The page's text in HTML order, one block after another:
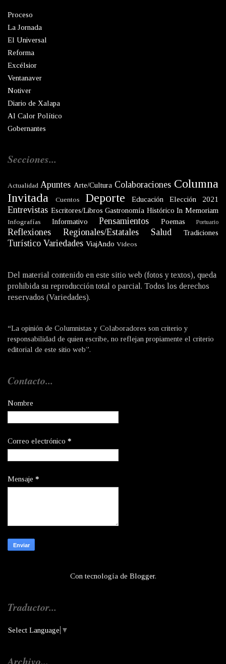
Proceso
La Jornada
El Universal
Reforma
Excélsior
Ventanaver
Notiver
Diario de Xalapa
Al Calor Político
Gobernantes
Secciones...
Actualidad Apuntes Arte/Cultura Colaboraciones Columna
Invitada
Cuentos Deporte Educación Elección 2021
Entrevistas Escritores/Libros Gastronomía Histórico In Memoriam
Infografías Informativo Pensamientos Poemas Portuario
Reflexiones Regionales/Estatales Salud Tradiciones
Turístico Variedades ViajAndo Videos
Del material contenido en este sitio web (fotos y textos), queda
prohibida su reproducción total o parcial. Todos los derechos
reservados (Variedades).
“La opinión de Columnistas y Colaboradores son criterio y
responsabilidad de quien escribe, no reflejan propiamente el criterio
editorial de este sitio web”.
Contacto...
Nombre
Correo electrónico *
Mensaje *
Con tecnología de Blogger.
Traductor...
Select Language ▼
Archivo...